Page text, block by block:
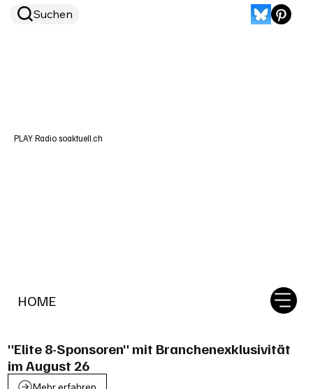
HOME
Suchen
PLAY Radio soaktuell.ch
"Elite 8-Sponsoren" mit Branchenexklusivität
im August 26